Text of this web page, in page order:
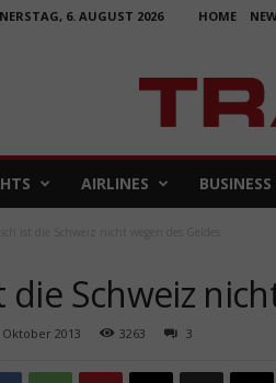
6. AUGUST 2026 HOME
AIRLINES
die Schweiz
Oktober 2013 3263 3